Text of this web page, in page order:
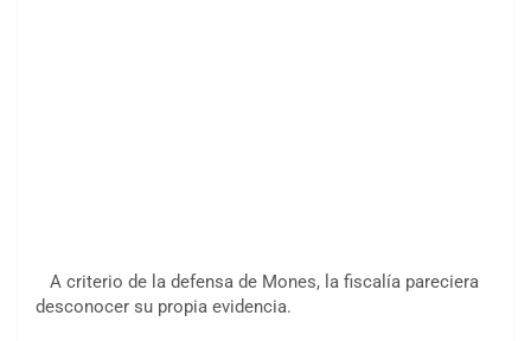
A criterio de la defensa de Mones, la fiscalía pareciera
desconocer su propia evidencia.